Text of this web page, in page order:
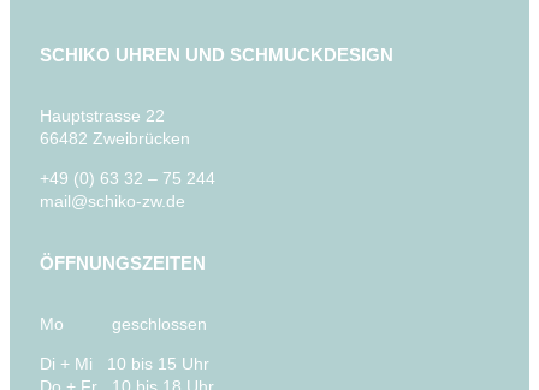
SCHIKO UHREN UND SCHMUCKDESIGN
Hauptstrasse 22
66482 Zweibrücken
+49 (0) 63 32 – 75 244
mail@schiko-zw.de
ÖFFNUNGSZEITEN
Mo geschlossen
Di + Mi 10 bis 15 Uhr
Do + Fr 10 bis 18 Uhr